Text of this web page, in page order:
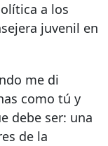
a los
juvenil en
me di
como tú y
debe ser: una
de la